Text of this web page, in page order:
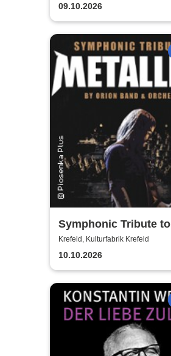
09.10.2026
Symphonic Tribute to
Metallica
Krefeld, Kulturfabrik Krefeld
10.10.2026